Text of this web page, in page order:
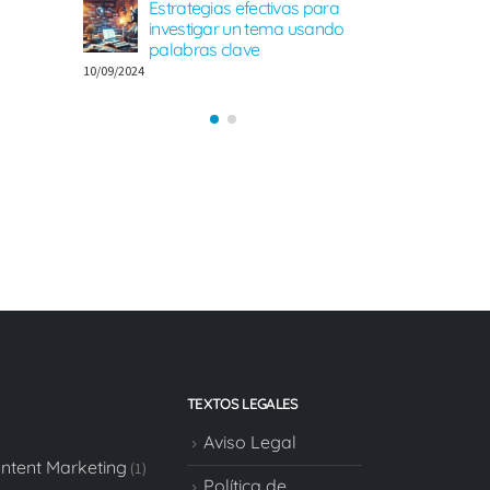
Estrategias efectivas para
investigar un tema usando
palabras clave
10/09/2024
Marketing (1)
TEXTOS LEGALES
Aviso Legal
Política de